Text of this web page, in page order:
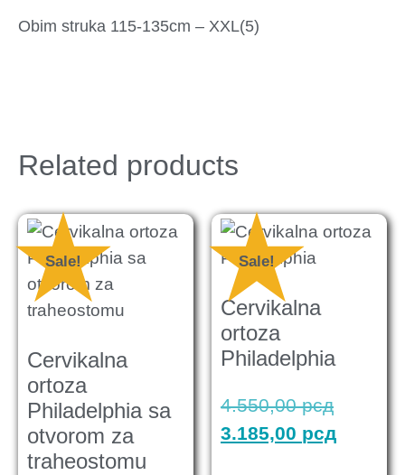
Obim struka 115-135cm – XXL(5)
Related products
Sale!
Cervikalna
ortoza
Philadelphia sa
otvorom za
traheostomu
Sale!
Cervikalna
ortoza
Philadelphia
4.550,00рсд
3.185,00 рсд